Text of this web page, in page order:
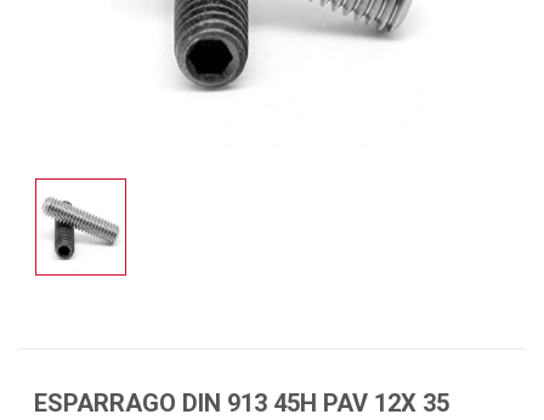
ESPARRAGO DIN 913 45H PAV 12X 35